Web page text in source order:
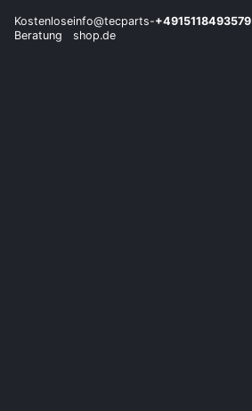
Kostenlose
Beratung
info@tecparts-
shop.de
+4915118493579